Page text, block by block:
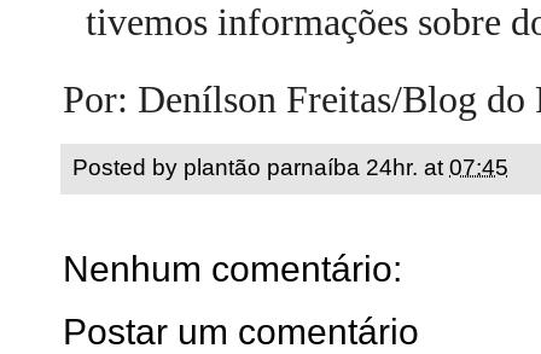
tivemos informações sobre
Por: Denílson Freitas/Blog do
Posted by plantão parnaíba 24hr. at 07:45
Nenhum comentário:
Postar um comentário